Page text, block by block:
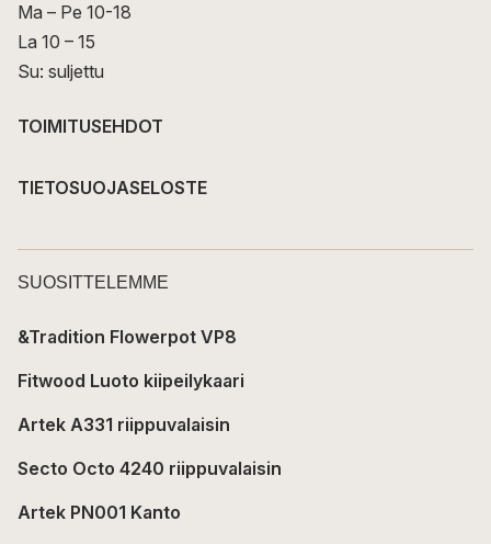
Ma – Pe 10-18
La 10 – 15
Su: suljettu
TOIMITUSEHDOT
TIETOSUOJASELOSTE
SUOSITTELEMME
&Tradition Flowerpot VP8
Fitwood Luoto kiipeilykaari
Artek A331 riippuvalaisin
Secto Octo 4240 riippuvalaisin
Artek PN001 Kanto